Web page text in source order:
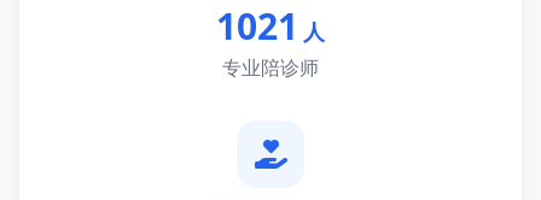
1021 人
专业陪诊师